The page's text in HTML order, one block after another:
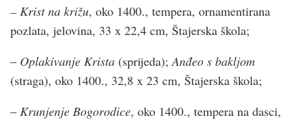
– Krist na križu, oko 1400., tempera, ornamentirana
pozlata, jelovina, 33 x 22,4 cm, Štajerska škola; ­
– Oplakivanje Krista (sprijeda);Anđeo s bakljom
(straga), oko 1400., 32,8 x 23 cm, Štajerska škola;­
– Krunjenje Bogorodice, oko 1400., tempera na dasci,